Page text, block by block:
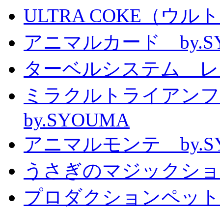
ULTRA COKE（ウル
アニマルカード
ターベルシステム
ミラクルトライアン
by.SYOUMA
アニマルモンテ
うさぎのマジックシ
プロダクションペッ